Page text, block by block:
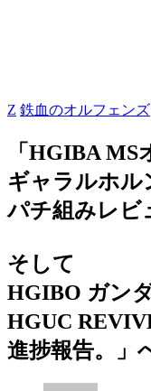
Z 鉄血のオルフェンズ
「HGIBA
ギャラルホル
パチ組みレビ
そして
HGIBO ガン
HGUC
進捗報告。」